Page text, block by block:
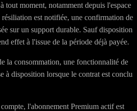
tout moment, notamment depuis l'espace
est notifiée, une confirmation de
sur un support durable. Sauf disposition
effet à l'issue de la période déjà payée.
la consommation, une fonctionnalité de
à disposition lorsque le contrat est conclu
l'abonnement Premium actif est